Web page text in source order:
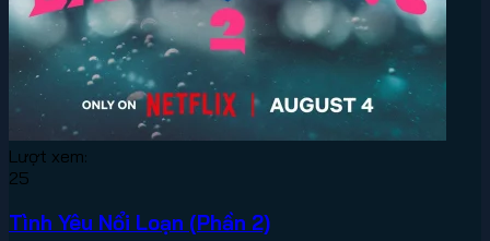
Lượt xem:
25
Tình Yêu Nổi Loạn (Phần 2)